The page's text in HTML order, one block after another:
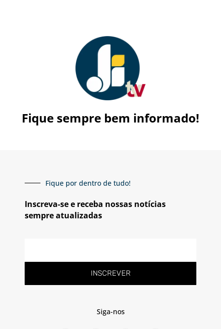
Fique sempre bem informado!
Fique por dentro de tudo!
Inscreva-se e receba nossas notícias
sempre atualizadas
INSCREVER
Siga-nos